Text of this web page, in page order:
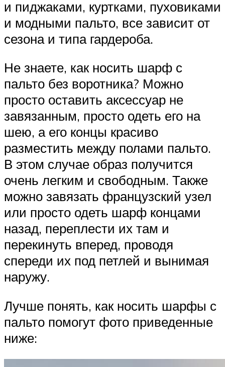
и пиджаками, куртками, пуховиками
и модными пальто, все зависит от
сезона и типа гардероба.
Не знаете, как носить шарф с
пальто без воротника? Можно
просто оставить аксессуар не
завязанным, просто одеть его на
шею, а его концы красиво
разместить между полами пальто.
В этом случае образ получится
очень легким и свободным. Также
можно завязать французский узел
или просто одеть шарф концами
назад, переплести их там и
перекинуть вперед, проводя
спереди их под петлей и вынимая
наружу.
Лучше понять, как носить шарфы с
пальто помогут фото приведенные
ниже: